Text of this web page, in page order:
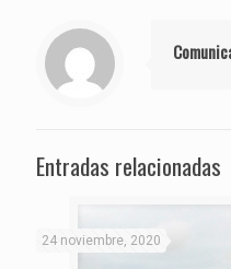
Entradas relacionadas
24 noviembre, 2020